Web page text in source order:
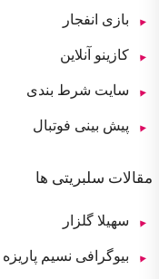
بازی انفجار
کازینو آنلاین
سایت شرط بندی
پیش بینی فوتبال
مقالات سلبریتی ها
سهیلا گلزار
بیوگرافی نسیم پاریزه